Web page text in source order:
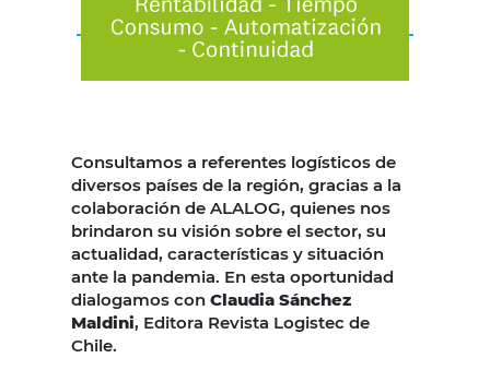
Consultamos a referentes logísticos de
diversos países de la región, gracias a la
colaboración de ALALOG, quienes nos
brindaron su visión sobre el sector, su
actualidad, características y situación
ante la pandemia. En esta oportunidad
dialogamos con Claudia Sánchez
Maldini, Editora Revista Logistec de
Chile.